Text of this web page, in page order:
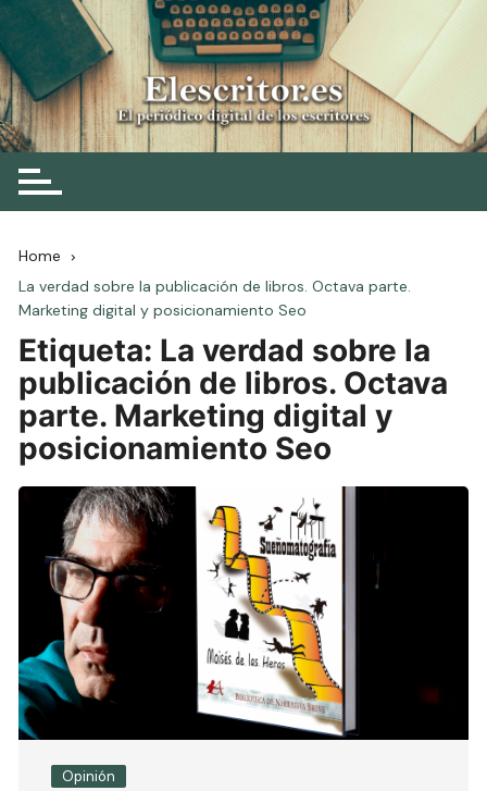
Skip
to
content
Elescritor.es
El periódico digital de los escritores
Home
La verdad sobre la publicación de libros. Octava parte.
Marketing digital y posicionamiento Seo
Etiqueta: La verdad sobre la
publicación de libros. Octava
parte. Marketing digital y
posicionamiento Seo
Opinión